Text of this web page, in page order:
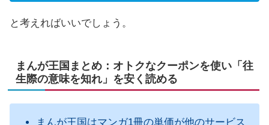
と考えればいいでしょう。
まんが王国まとめ：オトクなクーポンを使い「往
生際の意味を知れ」を安く読める
まんが王国はマンガ1冊の単価が他のサービス